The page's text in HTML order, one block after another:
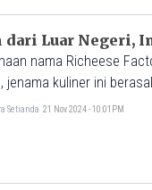
dari Luar Negeri,
nama Richeese
jenama kuliner ini
Setianda 21 Nov 2024 - 10:01PM